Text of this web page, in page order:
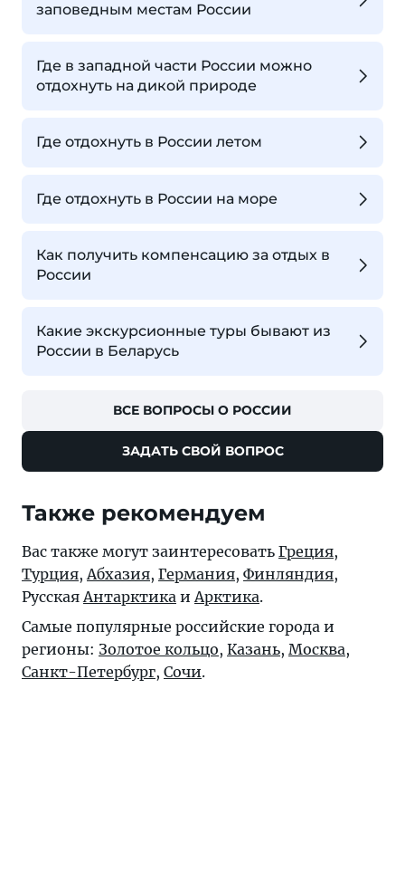
заповедным местам России
Где в западной части России можно
отдохнуть на дикой природе
Где отдохнуть в России летом
Где отдохнуть в России на море
Как получить компенсацию за отдых в
России
Какие экскурсионные туры бывают из
России в Беларусь
ВСЕ ВОПРОСЫ О РОССИИ
ЗАДАТЬ СВОЙ ВОПРОС
Также рекомендуем
Вас также могут заинтересовать Греция,
Турция, Абхазия, Германия, Финляндия,
Русская Антарктика и Арктика.
Самые популярные российские города и
регионы: Золотое кольцо, Казань, Москва,
Санкт-Петербург, Сочи.